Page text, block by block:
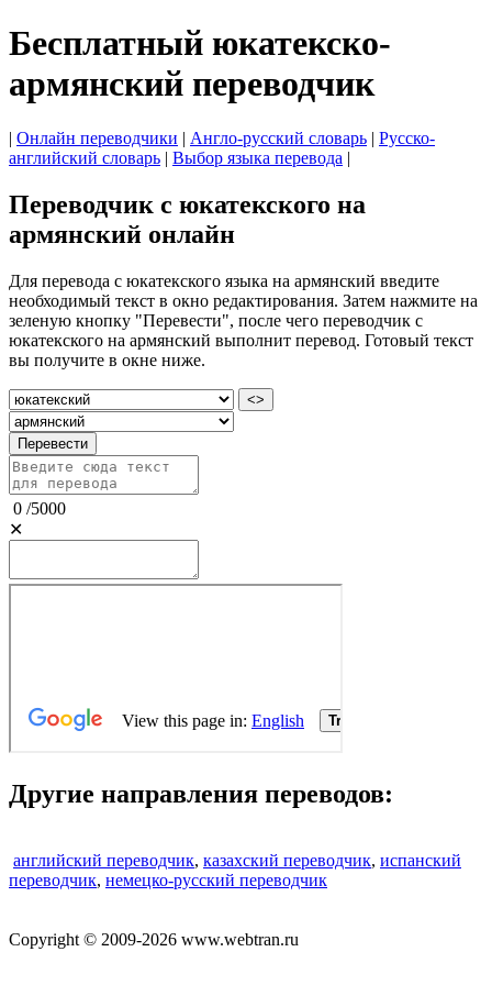
Бесплатный юкатекско-
армянский переводчик
| Онлайн переводчики | Англо-русский словарь | Русско-
английский словарь | Выбор языка перевода |
Переводчик с юкатекского на
армянский онлайн
Для перевода с юкатекского языка на армянский введите
необходимый текст в окно редактирования. Затем нажмите на
зеленую кнопку "Перевести", после чего переводчик с
юкатекского на армянский выполнит перевод. Готовый текст
вы получите в окне ниже.
<>
Перевести
0 /5000
✕
Другие направления переводов:
английский переводчик, казахский переводчик, испанский
переводчик, немецко-русский переводчик
Copyright © 2009-2026 www.webtran.ru